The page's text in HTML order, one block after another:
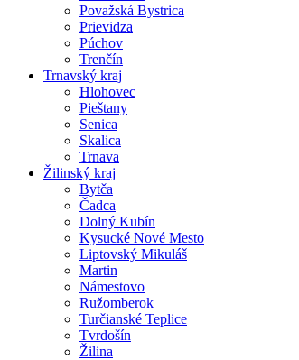
Považská Bystrica
Prievidza
Púchov
Trenčín
Trnavský kraj
Hlohovec
Pieštany
Senica
Skalica
Trnava
Žilinský kraj
Bytča
Čadca
Dolný Kubín
Kysucké Nové Mesto
Liptovský Mikuláš
Martin
Námestovo
Ružomberok
Turčianské Teplice
Tvrdošín
Žilina